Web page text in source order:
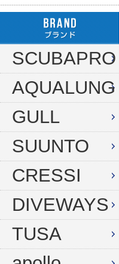
フロート
ストリンガー
ラインワインダー
手モリ・パラライザー
手モリアクセサリー
スカリ・網
アワビオコシ
その他
フック
ダイブコンピューター
リール
その他
ダイブコンピューター
タンク（4・8・10L）
タンク（12・14L）
タンク（250気圧）
タンク（300気圧）
マスク
フィン
ドライスーツ用フィン
ブーツ
SCUBAPRO
AQUALUNG
GULL
SUUNTO
CRESSI
DIVEWAYS
TUSA